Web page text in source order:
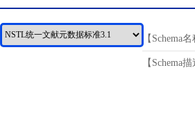
【Schema名
【Schema描